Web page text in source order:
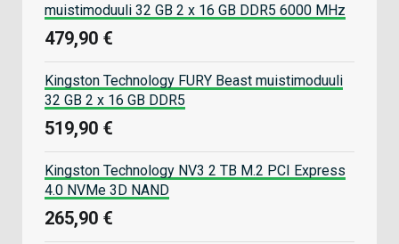
muistimoduuli 32 GB 2 x 16 GB DDR5 6000 MHz
479,90 €
Kingston Technology FURY Beast muistimoduuli
32 GB 2 x 16 GB DDR5
519,90 €
Kingston Technology NV3 2 TB M.2 PCI Express
4.0 NVMe 3D NAND
265,90 €